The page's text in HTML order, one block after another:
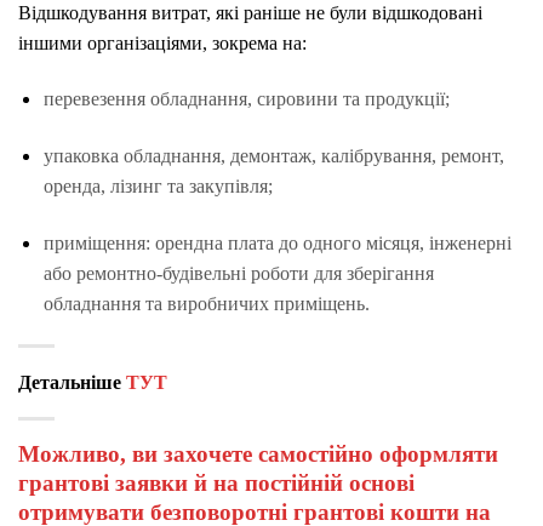
Відшкодування витрат, які раніше не були відшкодовані
іншими організаціями, зокрема на:
перевезення обладнання, сировини та продукції;
упаковка обладнання, демонтаж, калібрування, ремонт,
оренда, лізинг та закупівля;
приміщення: орендна плата до одного місяця, інженерні
або ремонтно-будівельні роботи для зберігання
обладнання та виробничих приміщень.
Детальніше ТУТ
Можливо, ви захочете самостійно оформляти
грантові заявки й на постійній основі
отримувати безповоротні грантові кошти на